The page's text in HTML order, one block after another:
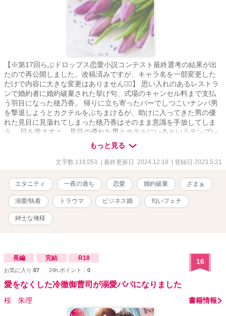
【※第17回らぶドロップス恋愛小説コンテスト最終選考の結果が出
たので再公開しました。改稿済みですが、キャラ名を一部変更した
だけで内容に大きな変更はありません🙇‍♀️】 思い入れのあるレストラ
ンで婚約者に婚約破棄された挙げ句、式場のキャンセル料まで支払
う羽目になった穂乃香。 帰りに立ち寄ったバーでしつこいナンパ男
を撃退しようとカクテルをぶちまけるが、助けに入ってきた男の優
れた見目に見蕩れてしまった穂乃香はそのまま意識を手放してしま
う。 目を覚ますと、見目の優れた男とホテルにいるというテンプレ
展開が待ち受けていたばかりか、紳士だとばかり思っていた男から
の予期せぬ変態発言により思いもよらない事態に……！ 数ヶ月後、
心機一転転職した穂乃香は、どういうわけか社長の第二秘書に抜擢
と一夜を共にした、あの変態男だった。 しかも、穂乃香の醸し出す
香りに一目惚れならぬ〝一嗅ぎ惚れ〟をしたという社長から、いき
なりプロポーズされて、〝業務の一環としてのビジネス婚〟に仕方
なく応じたはずが……､驚くほどの誠実さと優しさで頑なだった心を
蕩かされ、甘い美声と香りに惑わされ、時折みせるギャップと強引
さで熱く激しく翻弄されてーー 嗅覚に優れた紳士な俺様社長と男性
ノウチカナタ）３２歳・働きたい企業ランキングトップを独占する
大手総合電機メーカー「竹野内グループ」の社長・海外帰りの超絶
ハイスペックなイケメン御曹司・優れた嗅覚の持ち主 ＊葛城穂乃香
（カツラギホノカ）２７歳・男性不信の生真面目秘書・過去のトラ
＋.。.:*・゜＋.。.:*・゜ ※この作品はフィクションです。実在の人
物・団体とは一切関係ありません .｡.:*･ﾟ＋.｡.:*･ﾟ＋.｡.:*･ﾟ＋.｡.:*･ﾟ ✧
もっと見る
文字数 118,051 | 最終更新日 2024.12.18 | 登録日 2023.5.21
エタニティ 一夜の過ち 恋愛 婚約破棄 ざまぁ
溺愛/執着 トラウマ ビジネス婚 匂いフェチ
紳士な俺様
長編 完結 R18
お気に入り:87 24h.ポイント： 0
16
愛をなくした冷徹御曹司が溺愛パパになりました
桜 朱理 書籍情報